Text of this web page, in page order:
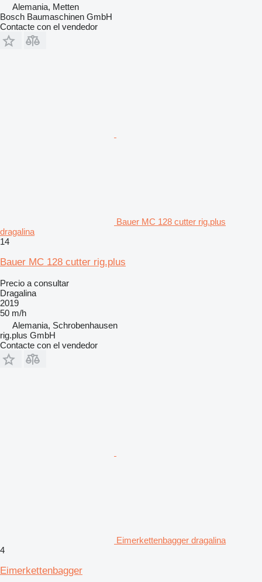
Alemania, Metten
Bosch Baumaschinen GmbH
Contacte con el vendedor
Bauer MC 128 cutter rig.plus
dragalina
14
Bauer MC 128 cutter rig.plus
Precio a consultar
Dragalina
2019
50 m/h
Alemania, Schrobenhausen
rig.plus GmbH
Contacte con el vendedor
Eimerkettenbagger dragalina
4
Eimerkettenbagger